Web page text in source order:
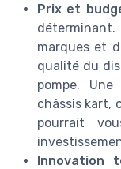
Prix et
marques et
qualité du
pompe.
châssis kart,
pourrait
Innovation